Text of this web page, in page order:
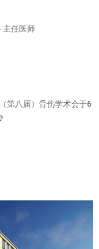
主任医师
第八届）骨伤学术会于6